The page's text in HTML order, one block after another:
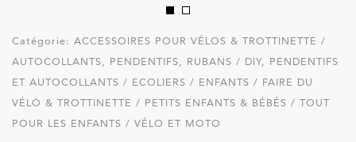
Catégorie: ACCESSOIRES POUR VÉLOS & TROTTINETTE /
AUTOCOLLANTS, PENDENTIFS, RUBANS / DIY, PENDENTIFS
ET AUTOCOLLANTS / ECOLIERS / ENFANTS / FAIRE DU
VÉLO & TROTTINETTE / PETITS ENFANTS & BÉBÉS / TOUT
POUR LES ENFANTS / VÉLO ET MOTO